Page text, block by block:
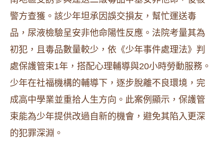
警方查獲。該少年坦承因誤交損友，幫忙運送毒
品，尿液檢驗呈安非他命陽性反應。法院考量其為
初犯，且毒品數量較少，依《少年事件處理法》判
處保護管束1年，搭配心理輔導與20小時勞動服務。
少年在社福機構的輔導下，逐步脫離不良環境，完
成高中學業並重拾人生方向。此案例顯示，保護管
束能為少年提供改過自新的機會，避免其陷入更深
的犯罪深淵。